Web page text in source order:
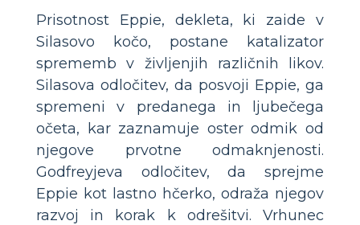
Prisotnost Eppie, dekleta, ki zaide v
Silasovo kočo, postane katalizator
sprememb v življenjih različnih likov.
Silasova odločitev, da posvoji Eppie, ga
spremeni v predanega in ljubečega
očeta, kar zaznamuje oster odmik od
njegove prvotne odmaknjenosti.
Godfreyjeva odločitev, da sprejme
Eppie kot lastno hčerko, odraža njegov
razvoj in korak k odrešitvi. Vrhunec